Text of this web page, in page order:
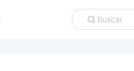
Buscar